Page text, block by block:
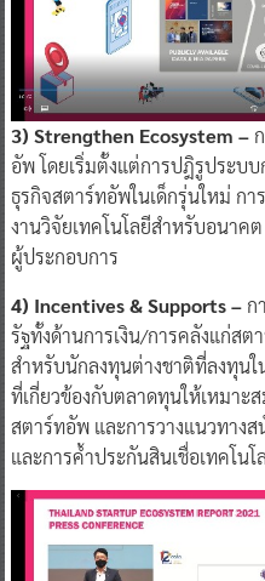
3) Strengthen Ecosystem –
อัพ โดยเริ่มตั้งแต่การปฎิรูประบ
ธุรกิจสตาร์ทอัพในเด็กรุ่นใหม่ ก
งานวิจัยเทคโนโลยีสำหรับอนาค
ผู้ประกอบการ
4) Incentives & Supports – ก
รัฐทั้งด้านการเงิน/การคลังแก่ส
สำหรับนักลงทุนต่างชาติที่ลงทุน
ที่เกี่ยวข้องกับตลาดทุนให้เหมาะ
สตาร์ทอัพ และการวางแนวทาง
และการค้ำประกันสินเชื่อเทคโนโ